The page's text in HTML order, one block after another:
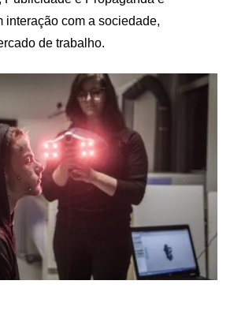
interação com a sociedade,
de trabalho.